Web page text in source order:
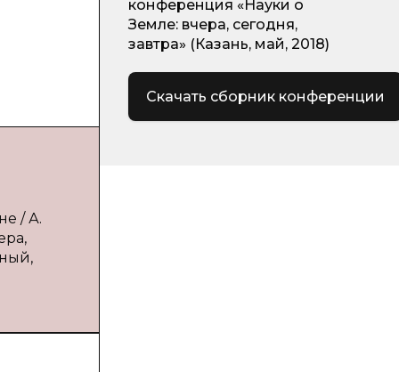
/ А.
конференция «Науки о
Земле: вчера, сегодня,
завтра» (Казань, май, 2018)
Скачать сборник конференции